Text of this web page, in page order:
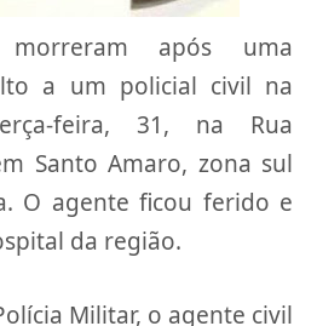
morreram após uma
a um policial civil na
feira, 31, na Rua
Santo Amaro, zona sul
O agente ficou ferido e
da região.
Militar, o agente civil